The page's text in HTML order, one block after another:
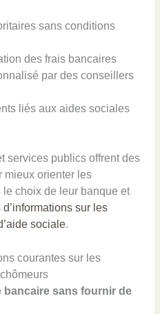
sans conditions
des frais bancaires
par des conseillers
liés aux aides sociales
services publics offrent des
mieux orienter les
le choix de leur banque et
d’informations sur les
sociale.
courantes sur les
bancaire sans fournir de